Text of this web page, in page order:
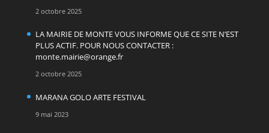
2 octobre 2025
LA MAIRIE DE MONTE VOUS INFORME QUE CE SITE N’EST
PLUS ACTIF. POUR NOUS CONTACTER :
monte.mairie@orange.fr
2 octobre 2025
MARANA GOLO ARTE FESTIVAL
9 mai 2023